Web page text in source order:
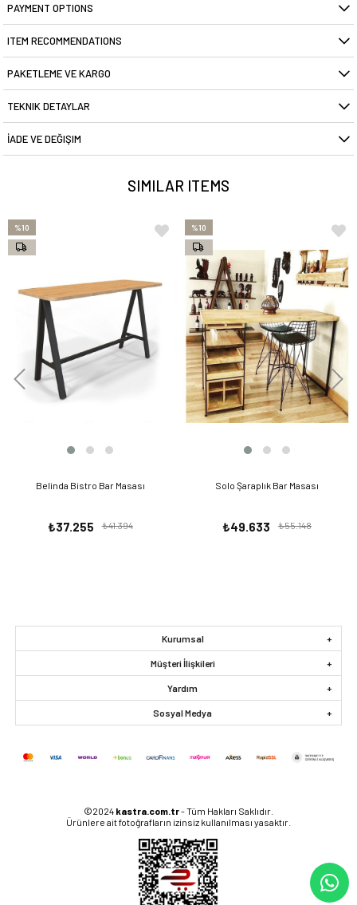
PAYMENT OPTIONS
ITEM RECOMMENDATIONS
PAKETLEME VE KARGO
TEKNIK DETAYLAR
İADE VE DEĞIŞIM
SIMILAR ITEMS
Belinda Bistro Bar Masası
₺37.255 ₺41.394
%10
Solo Şaraplık Bar Masası
₺49.633 ₺55.148
%10
Kurumsal
Müşteri İlişkileri
Yardım
Sosyal Medya
©2024 kastra.com.tr- Tüm Hakları Saklıdır.
Ürünlere ait fotoğrafların izinsiz kullanılması yasaktır.